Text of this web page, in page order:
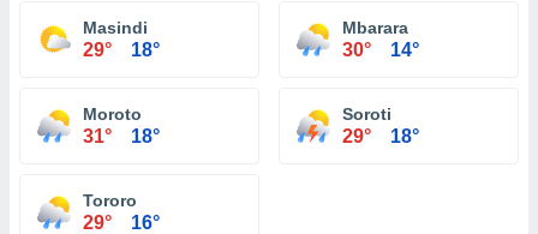
Masindi
29° 18°
Mbarara
30° 14°
Moroto
31° 18°
Soroti
29° 18°
Tororo
29° 16°